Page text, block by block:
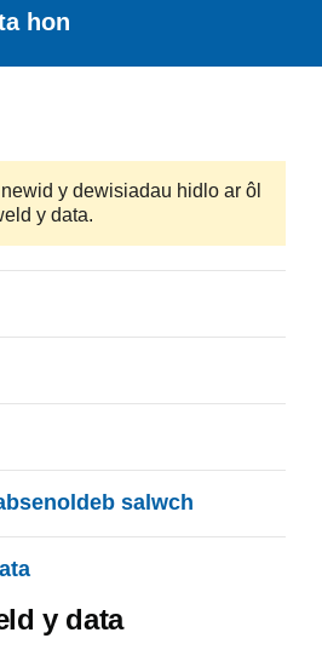
hon
y dewisiadau hidlo ar ôl
y data.
salwch
y data